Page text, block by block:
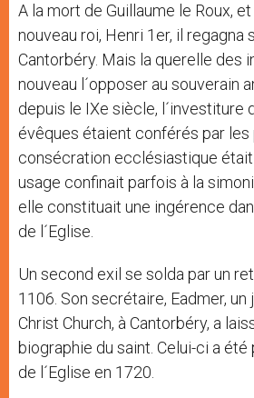
A la mort de Guillaume le Roux,
nouveau roi, Henri 1er, il regagna
Cantorbéry. Mais la querelle des
nouveau l´opposer au souverain
depuis le IXe siècle, l´investiture
évêques étaient conférés par les
consécration ecclésiastique
usage confinait parfois à la
elle constituait une ingérence
de l´Eglise.
Un second exil se solda par un
1106. Son secrétaire, Eadmer, un
Christ Church, à Cantorbéry, a
biographie du saint. Celui-ci a
de l´Eglise en 1720.